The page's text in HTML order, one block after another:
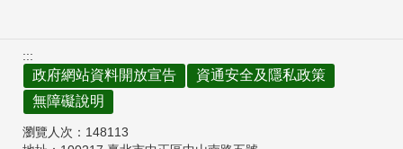
:::
政府網站資料開放宣告
資通安全及隱私政策
無障礙說明
瀏覽人次： 148113